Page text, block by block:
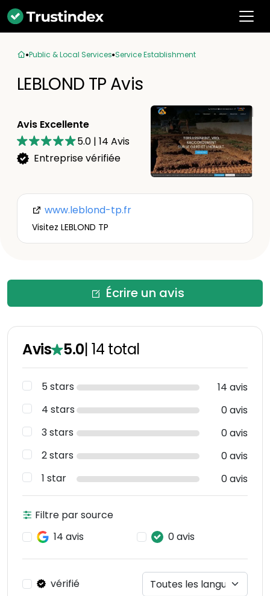
Public & Local Services Service Establishment
LEBLOND TP Avis
Avis Excellente
5.0 | 14 Avis
Entreprise vérifiée
www.leblond-tp.fr
Visitez LEBLOND TP
Écrire un avis
Avis 5.0| 14 total
5 stars
14 avis
4 stars
0 avis
3 stars
0 avis
2 stars
0 avis
1 star
0 avis
Filtre par source
14 avis
0 avis
vérifié